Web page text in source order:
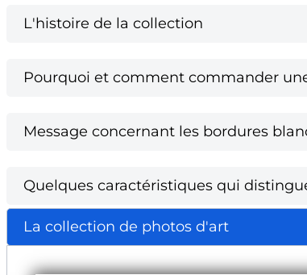
L'histoire de la collection
Pourquoi et comment commander
Message concernant les bordures
Quelques caractéristiques qui
La collection de photos d'art